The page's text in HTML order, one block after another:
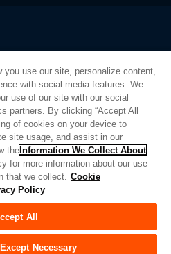
Information
Information
ドエナジー | ビルド 39545
use our site, personalize content,
with social media features. We
use of our site with our social
partners. By clicking “Accept All
of cookies on your device to
site usage, and assist in our
the Information We Collect About
for more information about our use
that we collect. Cookie
Policy
All
Necessary